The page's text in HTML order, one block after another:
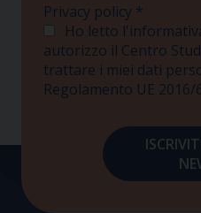
Privacy policy *
Ho letto
autorizzo il Centro
trattare i miei dati
Regolamento UE 2016/